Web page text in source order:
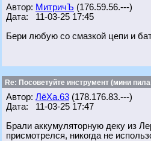
Автор: МитричЪ (176.59.56.---)
Дата: 11-03-25 17:45
Бери любую со смазкой цепи и
Re: Посоветуйте инструмент (мини
Автор: ЛёХа.63 (178.176.83.---)
Дата: 11-03-25 17:47
Брали аккумуляторную деку из
присмотрелся, никогда не